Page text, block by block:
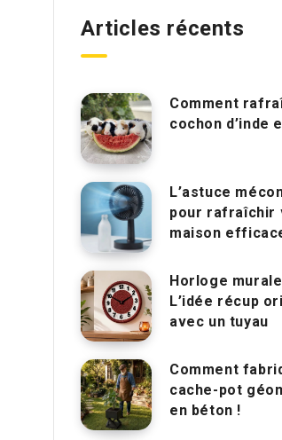
Articles récents
Comment
cochon d’inde
L’astuce
pour rafraîchir
maison
Horloge murale
L’idée récup
avec un tuyau
Comment
cache-pot
en béton !